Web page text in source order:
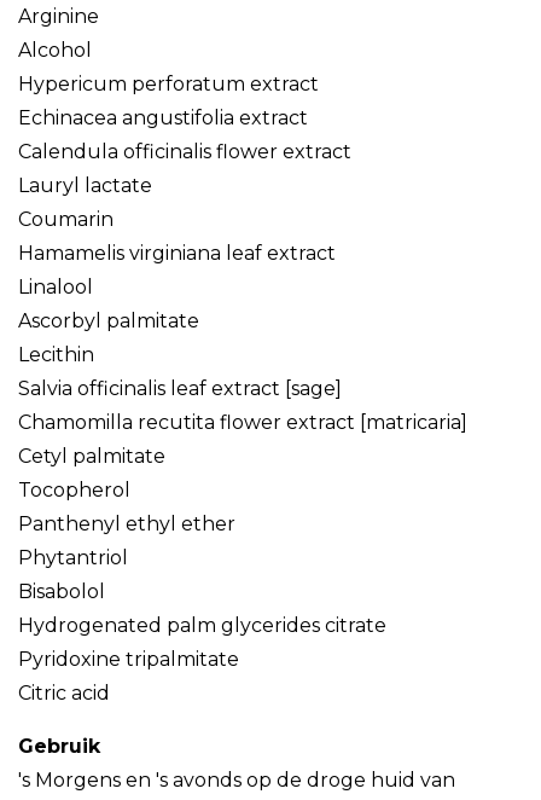
Arginine
Alcohol
Hypericum perforatum extract
Echinacea angustifolia extract
Calendula officinalis flower extract
Lauryl lactate
Coumarin
Hamamelis virginiana leaf extract
Linalool
Ascorbyl palmitate
Lecithin
Salvia officinalis leaf extract [sage]
Chamomilla recutita flower extract [matricaria]
Cetyl palmitate
Tocopherol
Panthenyl ethyl ether
Phytantriol
Bisabolol
Hydrogenated palm glycerides citrate
Pyridoxine tripalmitate
Citric acid
Gebruik
's Morgens en 's avonds op de droge huid van